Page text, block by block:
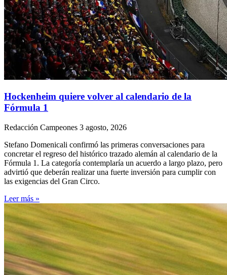
Hockenheim quiere volver al calendario de la
Fórmula 1
Redacción Campeones 3 agosto, 2026
Stefano Domenicali confirmó las primeras conversaciones para
concretar el regreso del histórico trazado alemán al calendario de la
Fórmula 1. La categoría contemplaría un acuerdo a largo plazo, pero
advirtió que deberán realizar una fuerte inversión para cumplir con
las exigencias del Gran Circo.
Leer más »